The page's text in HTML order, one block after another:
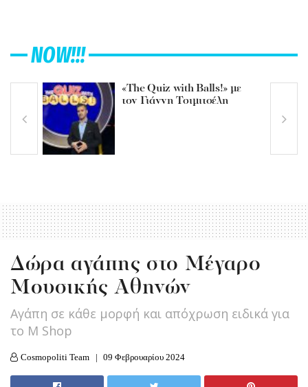
NOW!!!
«The Quiz with Balls!» με
τον Γιάννη Τσιμιτσέλη
Δώρα αγάπης στο Μέγαρο
Μουσικής Αθηνών
Αγάπη σε κάθε μορφή και απόχρωση ειδικά για
το M Shop
Cosmopoliti Team 09 Φεβρουαρίου 2024